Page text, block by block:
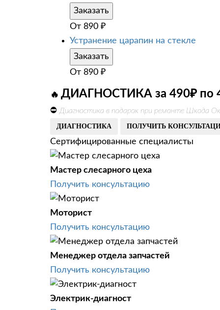
Заказать
От 890 ₽
Устранение царапин на стекле
Заказать
От 890 ₽
🔥 ДИАГНОСТИКА за 490₽ по
⛔ Диагностика в подарок при ремонте Шкода
ДИАГНОСТИКА ПОЛУЧИТЬ
Сертифицированные специалисты
Мастер слесарного цеха
Получить консультацию
Моторист
Получить консультацию
Менеджер отдела запчастей
Получить консультацию
Электрик-диагност